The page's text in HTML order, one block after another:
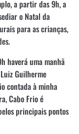
a partir das 9h, a
o Natal da
para as crianças,
haverá uma manhã
Guilherme
contada à minha
Cabo Frio é
principais pontos